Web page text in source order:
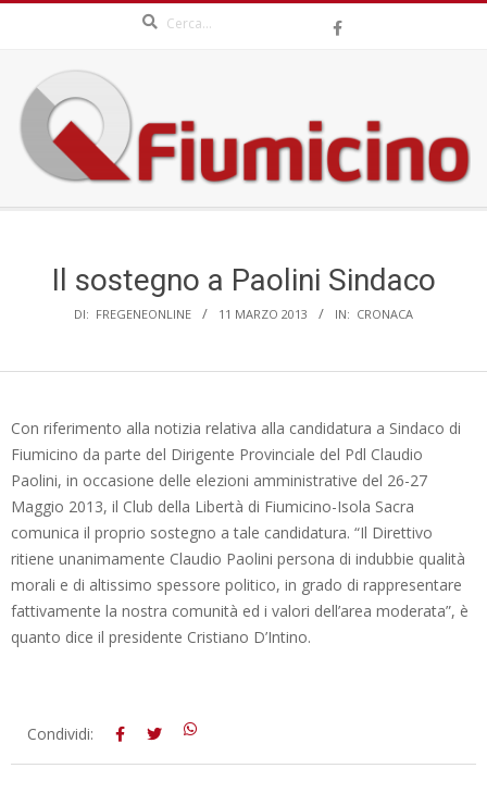
content
QFIUMICINO.COM
Il sostegno a Paolini Sindaco
DI: FREGENEONLINE 11 MARZO 2013 IN: CRONACA
Con riferimento alla notizia relativa alla candidatura a Sindaco di
Fiumicino da parte del Dirigente Provinciale del Pdl Claudio
Paolini, in occasione delle elezioni amministrative del 26-27
Maggio 2013, il Club della Libertà di Fiumicino-Isola Sacra
comunica il proprio sostegno a tale candidatura. “Il Direttivo
ritiene unanimamente Claudio Paolini persona di indubbie qualità
morali e di altissimo spessore politico, in grado di rappresentare
fattivamente la nostra comunità ed i valori dell’area moderata”, è
quanto dice il presidente Cristiano D’Intino.
2013-
Condividi: